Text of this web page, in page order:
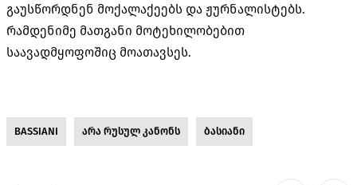
გაუსწორდნენ მოქალაქეებს და ჟურნალისტებს.
რამდენიმე მათგანი მოტეხილობებით
საავადმყოფოშიც მოათავსეს.
BASSIANI არა რუსულ კანონს ბასიანი